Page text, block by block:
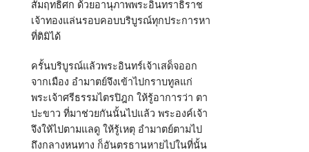
สัมฤทธิศก ด้วยอานุภาพพระอินทราธิราช
เจ้าทองแล่นรอบคอบบริบูรณ์ทุกประการหา
ที่ติมิได้
ครั้นบริบูรณ์แล้วพระอินทร์เจ้าเสด็จออก
จากเมือง อำมาตย์จึงเข้าไปกราบทูลแก่
พระเจ้าศรีธรรมไตรปิฎก ให้รู้อาการว่า ตา
ปะขาว ที่มาช่วยกันนั้นไปแล้ว พระองค์เจ้า
จึงให้ไปตามแลดู ให้รู้เหตุ อำมาตย์ตามไป
ถึงกลางหนทาง ก็อันตรธานหายไปในที่นั้น